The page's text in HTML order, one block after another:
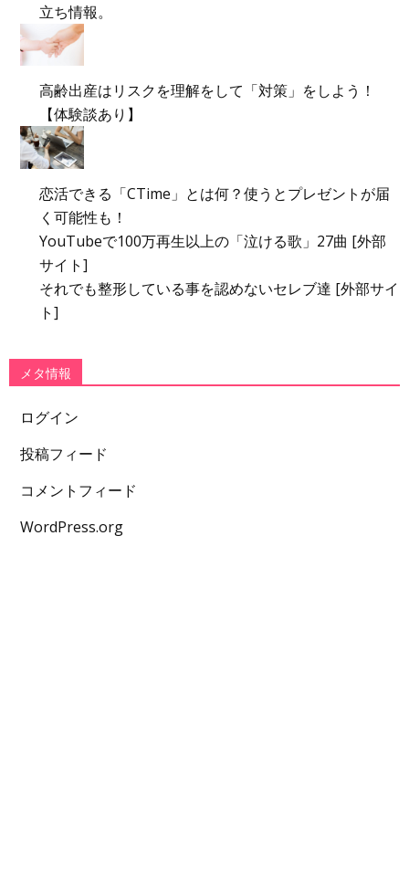
立ち情報。
高齢出産はリスクを理解をして「対策」をしよう！
【体験談あり】
恋活できる「CTime」とは何？使うとプレゼントが届
く可能性も！
YouTubeで100万再生以上の「泣ける歌」27曲 [外部
サイト]
それでも整形している事を認めないセレブ達 [外部サイ
ト]
メタ情報
ログイン
投稿フィード
コメントフィード
WordPress.org